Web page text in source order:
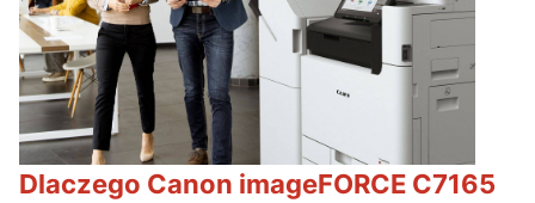
Dlaczego Canon imageFORCE C7165